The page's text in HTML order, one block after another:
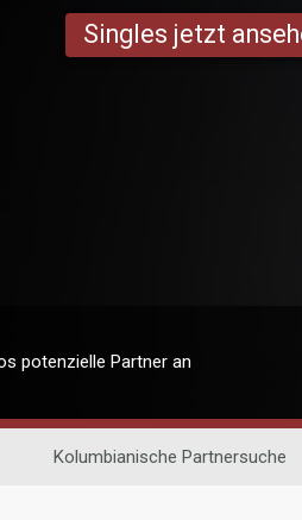
Singles jetzt
potenzielle Partner an
Kolumbianische Partnersuche